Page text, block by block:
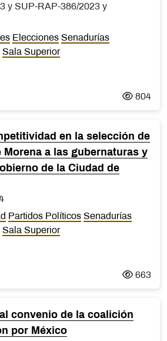
y SUP-RAP-386/2023 y
Elecciones Senadurías
Sala Superior
804
en la selección de
Morena a las gubernaturas y
de la Ciudad de
Partidos Políticos Senadurías
Sala Superior
663
convenio de la coalición
por México